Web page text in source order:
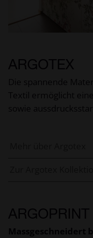
ARGOTEX
Die spannende
Textil ermöglicht
sowie
ARGOPRINT
Massgeschneidert